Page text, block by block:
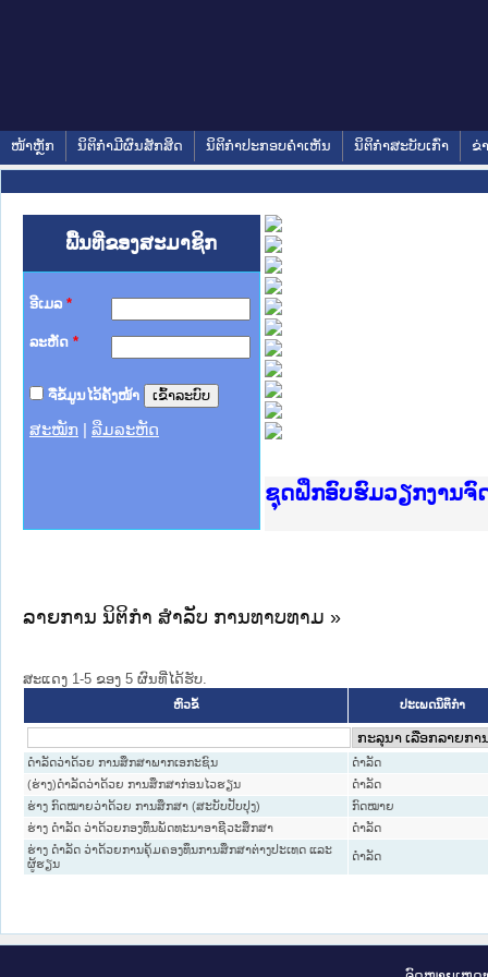
ໜ້າຫຼັກ ນິຕິກໍາມີຜົນສັກສິດ ນິຕິກໍາປະກອບຄໍາເຫັນ ນິຕິກໍາສະບັບເກົ່າ ຂ່
ພື້ນທີ່ຂອງສະມາຊິກ
ອີເມລ *
ລະຫັດ *
ຈື່ຂໍ້ມູນໄວ້ຄັ້ງໜ້າ
ສະໝັກ ລືມລະຫັດ
Ministry of Justice
ເຜີຍແຜ່ວັບໄຊຈົດໝາຍເ
ກະຊວງຍຸຕິທຳ
ຊຸດຝຶກອົບຮົມວຽກງານຈົ
ກອງປະຊຸມທົບທວນຄືນກ
ຝຶກອົບຮົມ ຜູ່ປະສານງາ
ຝຶກອົບຮົມ ຜູ່ປະສານງາ
ເຜີຍແຜ່ແອັບກົດໝາຍລາ
ເຜີຍແຜ່ແອັບກົດໝາຍລາ
ຍົກລະດັບວຽກງານຈົດໝ
ຊຸດຝຶກອົບຮົມວຽກງານຈົ
ລາຍການ ນິຕິກໍາ ສໍາລັບ ການທາບທາມ »
ສະແດງ 1-5 ຂອງ 5 ຜົນທີ່ໄດ້ຮັບ.
ຫົວຂໍ້ ປະເພດນິຕິກຳ
ດຳລັດວ່າດ້ວຍ ການສຶກສາພາກເອກະຊົນ
ດໍາລັດ
(ຮ່າງ)ດຳລັດວ່າດ້ວຍ ການສຶກສາກ່ອນໄວຮຽນ
ດໍາລັດ
ຮ່າງ ກົດໝາຍວ່າດ້ວຍ ການສຶກສາ (ສະບັບປັບປຸງ)
ກົດໝາຍ
ຮ່າງ ດໍາລັດ ວ່າດ້ວຍກອງທຶນພັດທະນາອາຊີວະສຶກສາ
ດໍາລັດ
ຮ່າງ ດໍາລັດ ວ່າດ້ວຍການຄຸ້ມຄອງທຶນການສຶກສາຕ່າງປະເທດ ແລະ
ຜູ້ຮຽນ
ດໍາລັດ